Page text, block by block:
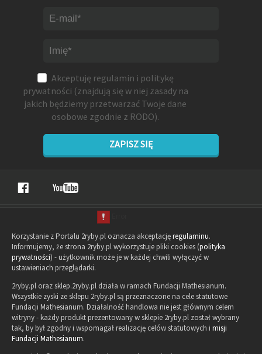
Akceptuję regulamin i politykę
prywatności (znajdują się w niej zasady na
jakich będziemy przetwarzać Twoje dane
osobowe zgodnie z RODO).
ZAPISZ SIĘ
Korzystanie z Portalu 2ryby.pl oznacza akceptacjęregulaminu.
Informujemy, że strona 2ryby.pl wykorzystuje pliki cookies (polityka
prywatności) - użytkownik może je w każdej chwili wyłączyć w
ustawieniach przeglądarki.
2ryby.pl oraz sklep.2ryby.pl działa w ramach Fundacji Mathesianum.
Wszystkie zyski ze sklepu 2ryby.pl są przeznaczone na cele statutowe
Fundacji Mathesianum. Działalność handlowa nie jest głównym celem
witryny - każdy produkt prezentowany w sklepie 2ryby.pl został wybrany
tak, by był zgodny i wspomagał realizację celów statutowych i misji
Fundacji Mathesianum.